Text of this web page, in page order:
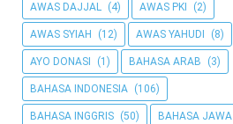
AWAS DAJJAL (4) AWAS PKI (2)
AWAS SYIAH (12) AWAS YAHUDI (8)
AYO DONASI (1) BAHASA ARAB (3)
BAHASA INDONESIA (106)
BAHASA INGGRIS (50) BAHASA JAWA